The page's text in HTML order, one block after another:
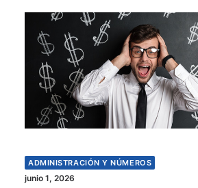
ADMINISTRACIÓN Y NÚMEROS
junio 1, 2026